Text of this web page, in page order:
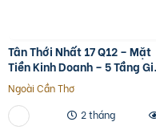
Tân Thới Nhất 17 Q12 – Mặt
Tiền Kinh Doanh – 5 Tầng
13.6 Tỷ
Ngoài Cần Thơ
2 tháng